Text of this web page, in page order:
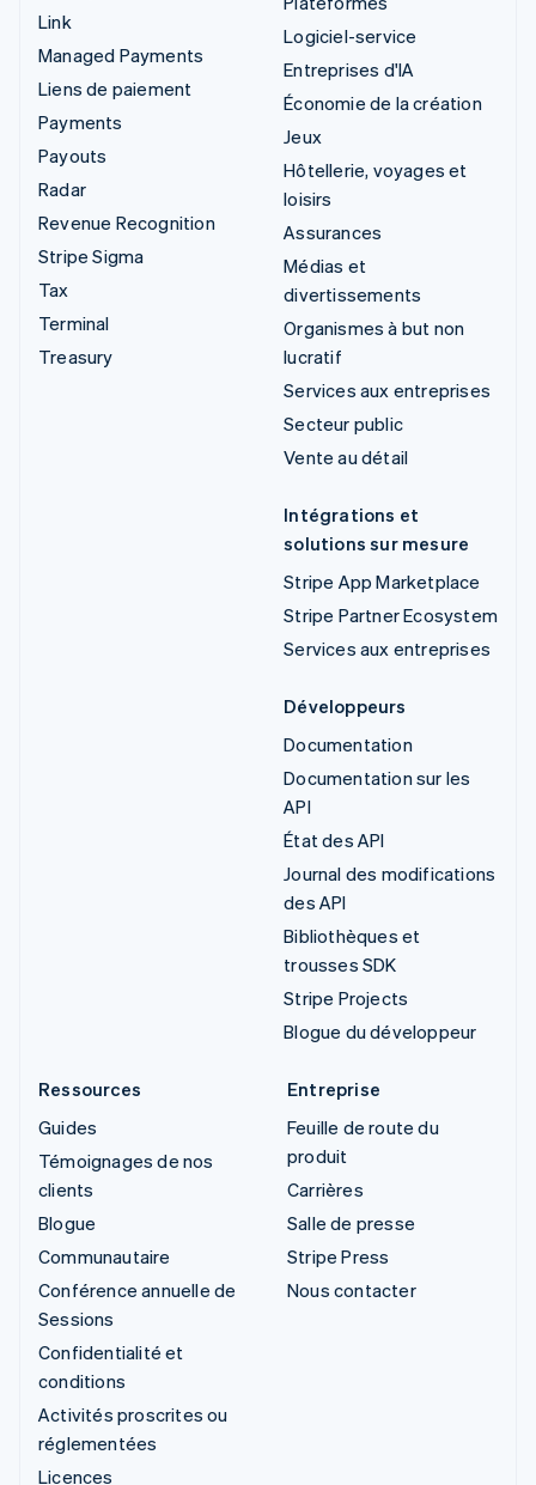
Link
Managed Payments
Liens de paiement
Payments
Payouts
Radar
Revenue Recognition
Stripe Sigma
Tax
Terminal
Treasury
Logiciel-service
Entreprises d'IA
Économie de la création
Jeux
Hôtellerie, voyages et
loisirs
Assurances
Médias et
divertissements
Organismes à but non
lucratif
Services aux entreprises
Secteur public
Vente au détail
Intégrations et
solutions sur mesure
Stripe App Marketplace
Stripe Partner Ecosystem
Services aux entreprises
Développeurs
Documentation
Documentation sur les
API
État des API
Journal des modifications
des API
Bibliothèques et
trousses SDK
Stripe Projects
Blogue du développeur
Ressources
Guides
Témoignages de nos
clients
Blogue
Communautaire
Conférence annuelle de
Sessions
Confidentialité et
conditions
Activités proscrites ou
réglementées
Licences
Entreprise
Feuille de route du
produit
Carrières
Salle de presse
Stripe Press
Nous contacter